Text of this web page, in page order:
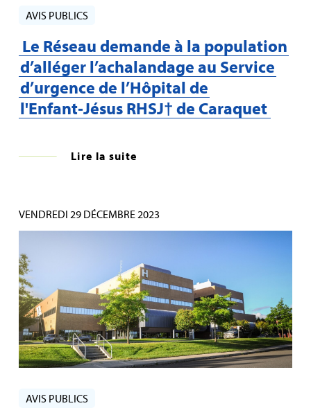
AVIS PUBLICS
Le Réseau demande à la population
d’alléger l’achalandage au Service
d’urgence de l’Hôpital de
l'Enfant‑Jésus RHSJ† de Caraquet
Lire la suite
VENDREDI 29 DÉCEMBRE 2023
AVIS PUBLICS